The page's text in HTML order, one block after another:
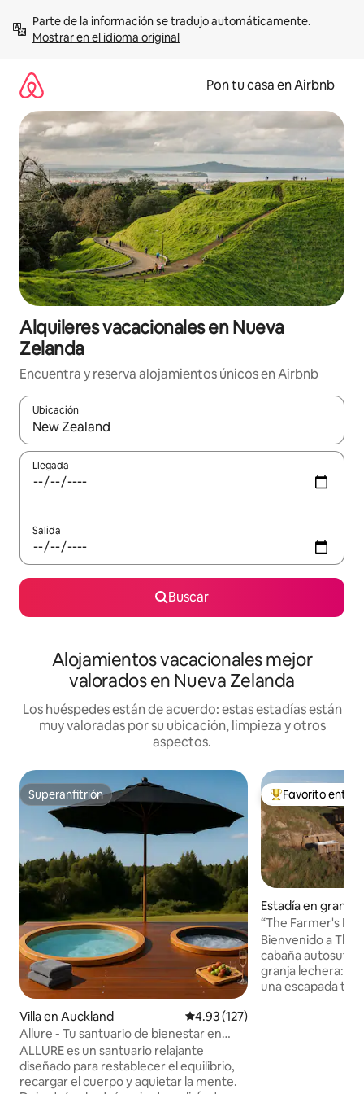
contenidoMostrar en el idioma original
Pon tu casa en Airbnb
Alquileres vacacionales en Nueva
Zelanda
Encuentra y reserva alojamientos únicos en Airbnb
Ubicación
Cuando los resultados estén disponibles, navega con las
Llegada
Salida
Buscar
Alojamientos vacacionales mejor
valorados en Nueva Zelanda
Los huéspedes están de acuerdo: estas estadías están
muy valoradas por su ubicación, limpieza y otros
aspectos.
Superanfitrión
Superanfitrión
Villa en Auckland Calificación promedio: 4.93 de
4.93 (127)
Allure - Tu santuario de bienestar en
Auckland
ALLURE es un santuario relajante
diseñado para restablecer el equilibrio,
recargar el cuerpo y aquietar la mente.
Favorito entre
Favorito entre
Estadía en granja
“The Farmer's
baño al aire libre
Bienvenido a The
cabaña
granja lechera:
una escapada tranquila